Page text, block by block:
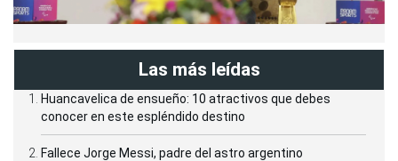
Las más leídas
Huancavelica de ensueño: 10 atractivos que debes
conocer en este espléndido destino
Fallece Jorge Messi, padre del astro argentino